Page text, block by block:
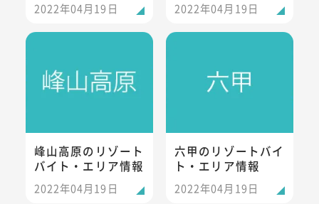
2022年04月19日 2022年04月19日
峰山高原のリゾートバイト・エリア情報
峰山高原のリゾート
バイト・エリア情報
2022年04月19日
六甲のリゾートバイト・エリア
六甲のリゾートバイ
ト・エリア情報
2022年04月19日